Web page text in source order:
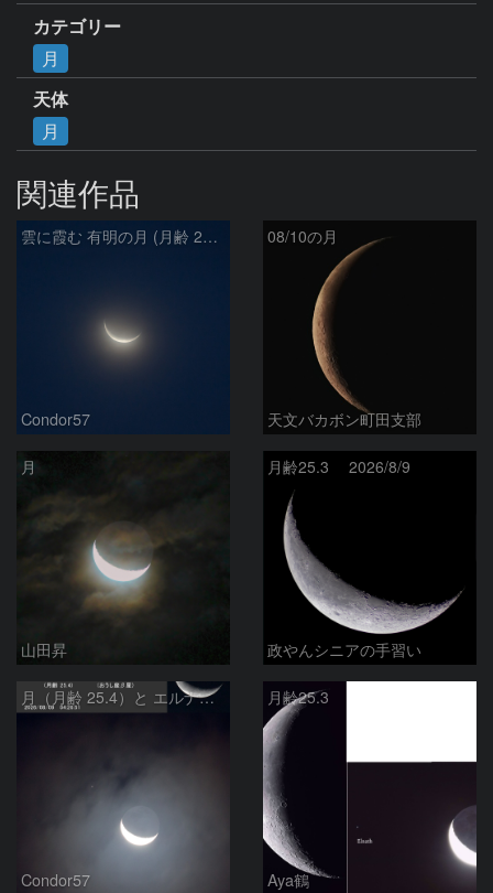
カテゴリー
月
天体
月
関連作品
雲に霞む 有明の月 (月齢 26.4)
Condor57
08/10の月
天文バカボン町田支部
月
山田昇
月齢25.3 2026/8/9
政やんシニアの手習い
月（月齢 25.4）と エルナト（おうし座β星）
Condor57
月齢25.3
Aya鶴